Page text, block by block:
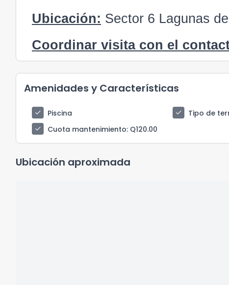
Ubicación: Sector 6 Lagunas
Coordinar visita con el
Amenidades y Características
check Piscina check Tipo de
check
Cuota mantenimiento: Q120.00
Ubicación aproximada